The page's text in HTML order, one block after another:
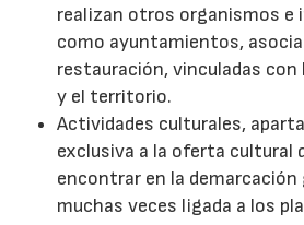
realizan otros organismos e
como ayuntamientos,
restauración, vinculadas
y el territorio.
Actividades culturales,
exclusiva a la oferta cultural
encontrar en la demarcación
muchas veces ligada a los